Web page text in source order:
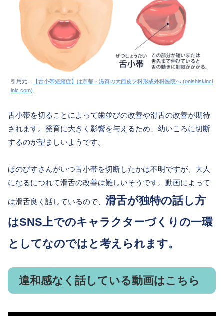
引用元：
【舌小帯短縮症】は京都・滋賀の大西皮フ科形成外科医院へ (onishiskincl
inic.com)
舌小帯を切ることによって歯並びの改善や滑舌の改善が期待
されます。発育に大きく影響を与えるため、幼いころに切断
するのが望ましいようです。
ほのぴすさんがいつ舌小帯を切断したかは不明ですが、大人
になるにつれて滑舌の改善は難しいそうです。動画によって
は滑舌良く話しているので、 滑舌が独特の話し方
はSNS上でのキャラクターづくりの一環
としてなのではと考えられます。
違和感なく話している動画はこちら